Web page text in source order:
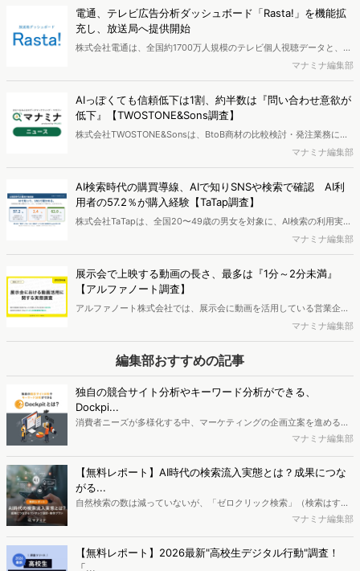
における生活者の意識や行動背景の把握が可能となり、リテールプロ
モーションにおけるプランニングの高速化と高精度化を実現できると
いいます。
電通、テレビ広告分析ダッシュボード「Rasta!」を機能拡
充し、放送局へ提供開始
株式会社電通は、全国約1700万人規模のテレビ個人視聴データと、独
自の大規模生活者意識調査データを掛け合わせて、テレビ広告のデー
タ集計や広告効果の分析ができるダッシュボード「Rasta!
（Resourceful Analysis System of TV Audience：ラスタ）」の機能
を拡充し、放送局への提供を開始したことを発表しました。
マナミナ編集部
AIっぽくても信頼低下は1割、約半数は『問い合わせ意欲が
低下』【TWOSTONE&Sons調査】
株式会社TWOSTONE&Sonsは、BtoB商材の比較検討・発注業務に携
わる担当者を対象に、コンテンツのAIっぽさに関する意識調査を実施
し、結果を公開しました。
マナミナ編集部
AI検索時代の購買導線、AIで知りSNSや検索で確認 AI利
用者の57.2％が購入経験【TaTap調査】
株式会社TaTapは、全国20〜49歳の男女を対象に、AI検索の利用実態
と、AIで知った商品をどこで確かめているかを調査し、結果を公開し
ました。
マナミナ編集部
展示会で上映する動画の長さ、最多は『1分～2分未満』
【アルファノート調査】
アルファノート株式会社では、展示会に動画を活用している営業企
画・マーケティング担当者を対象に、展示会における動画活用の実態
調査を実施し、結果を公開しました。
マナミナ編集部
編集部おすすめの記事
独自の競合サイト分析やキーワード分析ができる、
Dockpi...
消費者ニーズが多様化する中、マーケティングの企画立案を進める上
で、競合分析や消費者分析の重要性がより高まっています。Web行動
データを活用し、Web上の消費者行動を起点とした競合サイト分析や
消費者分析が可能です。今回はDockpitならではの利便性の高い機能
や活用方法を解説します。
マナミナ編集部
【無料レポート】AI時代の検索流入実態とは？成果につな
がる...
自然検索の数は減っていないが、「ゼロクリック検索」（検索はする
がページには流入しない）の割合が増加しているのが、AI時代の検索
か、また、要因を理解した上で、成果に確実につながるコンテンツを
制作するにはどうするべきなのでしょうか。本レポートはこのような
マナミナ編集部
【無料レポート】2026最新"高校生デジタル行動"調査！
「...